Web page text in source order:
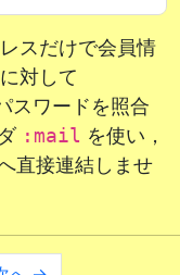
スだけで会員情
対して
スワードを照合
:mail を使い，
直接連結しませ